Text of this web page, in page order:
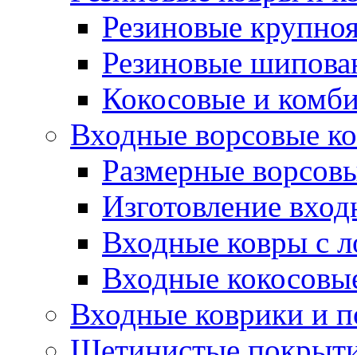
Резиновые
Резиновые
Кокосовые и
Входные ворсовые
Размерные
Изготовление
Входные ковры с
Входные
Входные коврики и